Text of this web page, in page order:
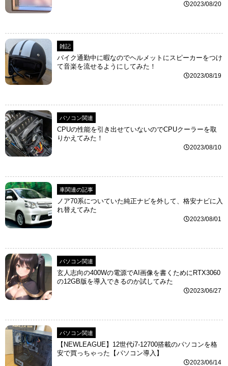
2023/08/20
雑記
バイク通勤中に暇なのでヘルメットにスピーカーをつけ
て音楽を流せるようにしてみた！
2023/08/19
パソコン関連
CPUの性能を引き出せていないのでCPUクーラーを取
りかえてみた！
2023/08/10
車関連の記事
ノア70系についていた純正ナビを外して、格安ナビに入
れ替えてみた
2023/08/01
パソコン関連
玄人志向の400Wの電源でAI画像を書くためにRTX3060
の12GB版を導入できるのか試してみた
2023/06/27
パソコン関連
【NEWLEAGUE】12世代i7-12700搭載のパソコンを格
安で買っちゃった【パソコン導入】
2023/06/14